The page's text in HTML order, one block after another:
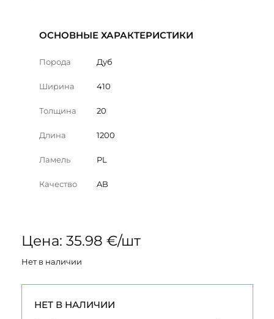
ОСНОВНЫЕ ХАРАКТЕРИСТИКИ
Порода Дуб
Ширина 410
Толщина 20
Длина 1200
Ламель PL
Качество AB
Цена: 35.98 €/шт
Нет в наличии
НЕТ В НАЛИЧИИ